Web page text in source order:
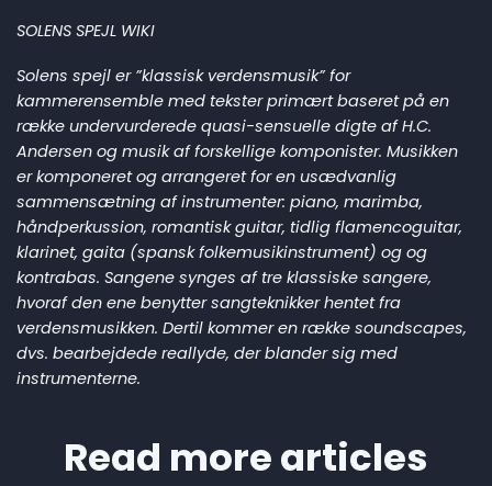
SOLENS SPEJL WIKI
Solens spejl er ”klassisk verdensmusik” for
kammerensemble med tekster primært baseret på en
række undervurderede quasi-sensuelle digte af H.C.
Andersen og musik af forskellige komponister. Musikken
er komponeret og arrangeret for en usædvanlig
sammensætning af instrumenter: piano, marimba,
håndperkussion, romantisk guitar, tidlig flamencoguitar,
klarinet, gaita (spansk folkemusikinstrument) og og
kontrabas. Sangene synges af tre klassiske sangere,
hvoraf den ene benytter sangteknikker hentet fra
verdensmusikken. Dertil kommer en række soundscapes,
dvs. bearbejdede reallyde, der blander sig med
instrumenterne.
Read more articles